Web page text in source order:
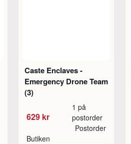
Caste Enclaves -
Emergency Drone Team
(3)
629 kr
1 på
postorder
Butiken
Postorder